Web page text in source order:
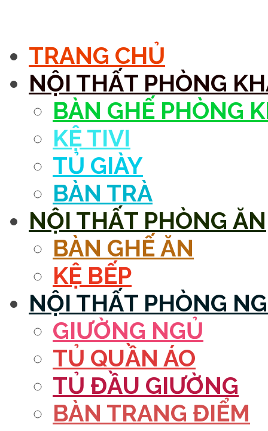
TRANG CHỦ
NỘI THẤT PHÒNG
BÀN GHẾ PHÒNG
KỆ TIVI
TỦ GIÀY
BÀN TRÀ
NỘI THẤT PHÒNG ĂN
BÀN GHẾ ĂN
KỆ BẾP
NỘI THẤT PHÒNG
GIƯỜNG NGỦ
TỦ QUẦN ÁO
TỦ ĐẦU GIƯỜNG
BÀN TRANG ĐIỂM